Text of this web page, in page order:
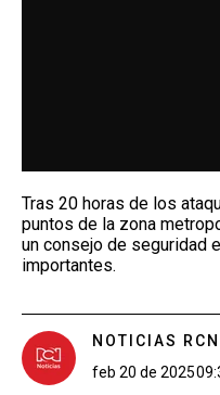
Tras 20 horas de los
puntos de la zona
un consejo de seguridad
importantes.
NOTICIAS RCN
feb 20 de 2025